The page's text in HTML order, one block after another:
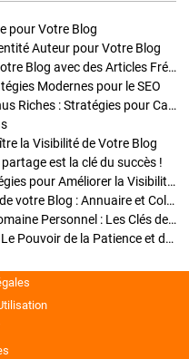
pour Votre Blog
Auteur pour Votre Blog
Stratégies de Publication : Boostez Votre Blog avec des Articles Fréquents et Exclusifs
Modernes pour le SEO
Enrichir Vos Articles avec des Contenus Riches : Stratégies pour Captiver et Optimiser
la Visibilité de Votre Blog
est la clé du succès !
Optimisation SEO des Articles : Stratégies pour Améliorer la Visibilité de Votre Blog
Stratégies pour améliorer la visibilité de votre Blog : Annuaire et Collaborations
Pourquoi Investir dans un Nom de Domaine Personnel : Les Clés de la Réussite de Votre Blog
Comment Faire Émerger Votre Blog : Le Pouvoir de la Patience et de la Persévérance